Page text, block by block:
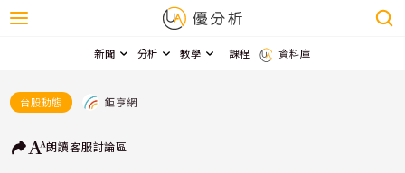
新聞 分析 教學 課程 資料庫
台股動態 鉅亨網
朗讀客服討論區